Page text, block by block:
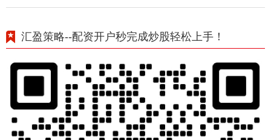
汇盈策略--配资开户秒完成炒股轻松上手！